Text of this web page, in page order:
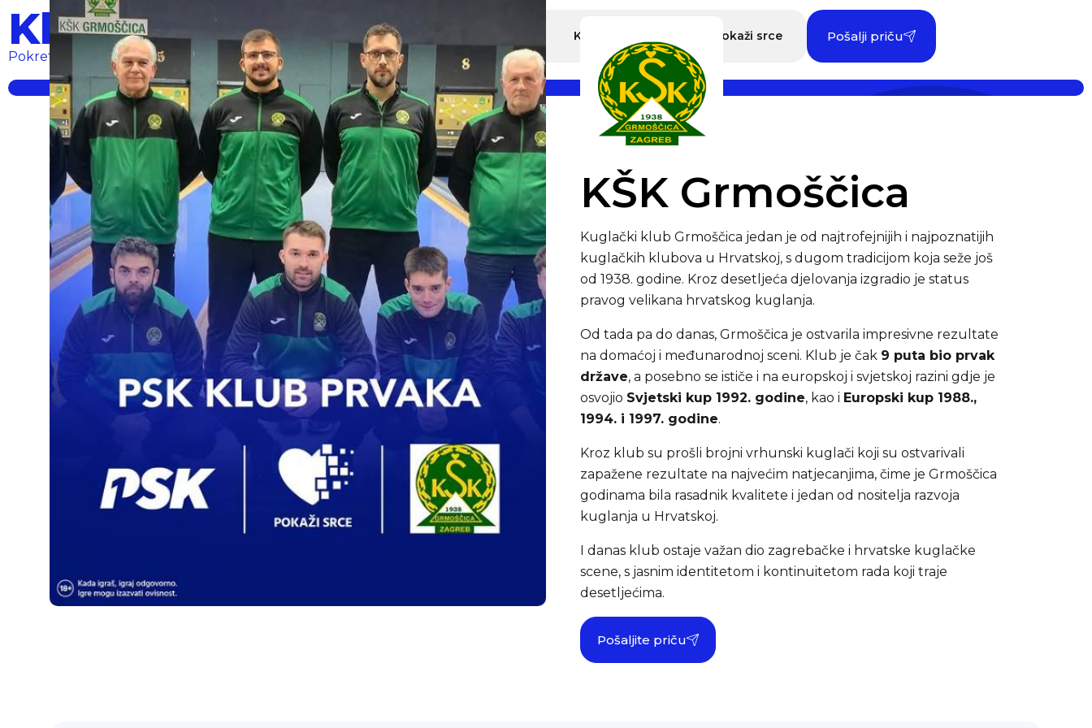
Klub prvaka
Pokret lokalnih klubova... powered by PSK
Naslovnica Klubovi Pokaži srce Pošalji priču
KŠK Grmoščica
Kuglački klub Grmoščica jedan je od najtrofejnijih i najpoznatijih
kuglačkih klubova u Hrvatskoj, s dugom tradicijom koja seže još
od 1938. godine. Kroz desetljeća djelovanja izgradio je status
pravog velikana hrvatskog kuglanja.
Od tada pa do danas, Grmoščica je ostvarila impresivne rezultate
na domaćoj i međunarodnoj sceni. Klub je čak 9 puta bio prvak
države, a posebno se ističe i na europskoj i svjetskoj razini gdje je
osvojio Svjetski kup 1992. godine, kao i Europski kup 1988.,
1994. i 1997. godine.
Kroz klub su prošli brojni vrhunski kuglači koji su ostvarivali
zapažene rezultate na najvećim natjecanjima, čime je Grmoščica
godinama bila rasadnik kvalitete i jedan od nositelja razvoja
kuglanja u Hrvatskoj.
I danas klub ostaje važan dio zagrebačke i hrvatske kuglačke
scene, s jasnim identitetom i kontinuitetom rada koji traje
desetljećima.
Pošaljite priču